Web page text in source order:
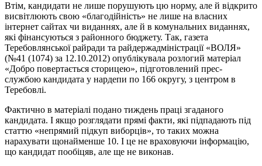
Втім, кандидати не лише порушують цю норму, але й відкрито
висвітлюють свою «благодійність» не лише на власних
інтернет сайтах чи виданнях, але й в комунальних виданнях,
які фінансуються з районного бюджету. Так, газета
Теребовлянської райради та райдержадміністрації «ВОЛЯ»
(№41 (1074) за 12.10.2012) опублікувала розлогий матеріал
«Добро повертається сторицею», підготовлений прес-
службою кандидата у нардепи по 166 округу, з центром в
Теребовлі.
Фактично в матеріалі подано тиждень праці згаданого
кандидата. І якщо розглядати прямі факти, які підпадають під
статтю «непрямий підкуп виборців», то таких можна
нарахувати щонайменше 10. І це не враховуючи інформацію,
що кандидат пообіцяв, але ще не виконав.